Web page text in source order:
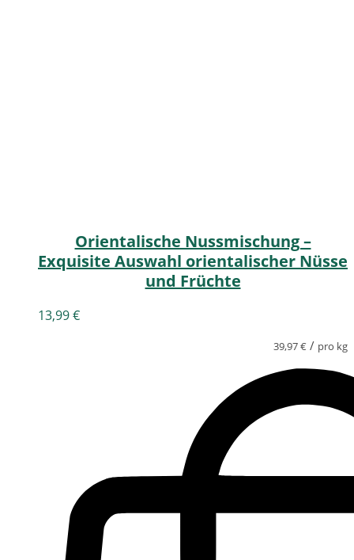
Orientalische Nussmischung –
Exquisite Auswahl orientalischer Nüsse
und Früchte
13,99€
39,97€ / pro kg